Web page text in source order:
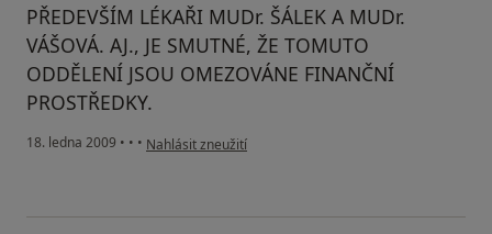
PŘEDEVŠÍM LÉKAŘI MUDr. ŠÁLEK A MUDr.
VÁŠOVÁ. AJ., JE SMUTNÉ, ŽE TOMUTO
ODDĚLENÍ JSOU OMEZOVÁNE FINANČNÍ
PROSTŘEDKY.
18. ledna 2009 • • • podle názoru uživatele HYNEK LUČAN
Nahlásit zneužití